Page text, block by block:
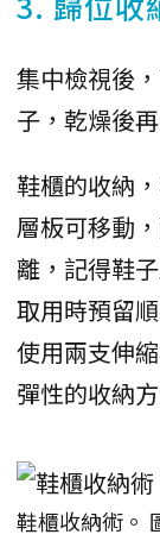
集中檢視後
子，乾燥後
鞋櫃的收納
層板可移動
離，記得鞋
取用時預留
使用兩支伸
彈性的收納方
鞋櫃收納術。